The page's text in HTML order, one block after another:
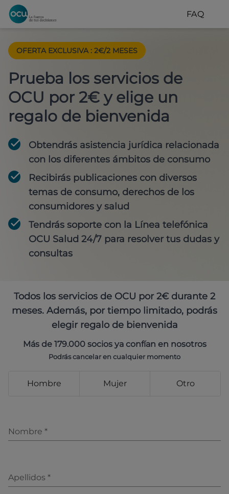
FAQ
OFERTA EXCLUSIVA : 2€/2 MESES
Prueba los servicios de
OCU por 2€ y elige un
regalo de bienvenida
Obtendrás asistencia jurídica relacionada
con los diferentes ámbitos de consumo
Recibirás publicaciones con diversos
temas de consumo, derechos de los
consumidores y salud
Tendrás soporte con la Línea telefónica
OCU Salud 24/7 para resolver tus dudas y
consultas
Todos los servicios de OCU por 2€ durante 2
meses. Además, por tiempo limitado, podrás
elegir regalo de bienvenida
Más de 179.000 socios ya confían en nosotros
Podrás cancelar en cualquier momento
Hombre Mujer Otro
Nombre *
Apellidos *